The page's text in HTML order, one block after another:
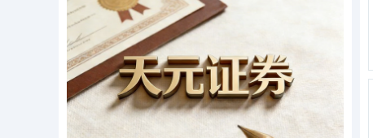
上证综指 3900.35 +21.92